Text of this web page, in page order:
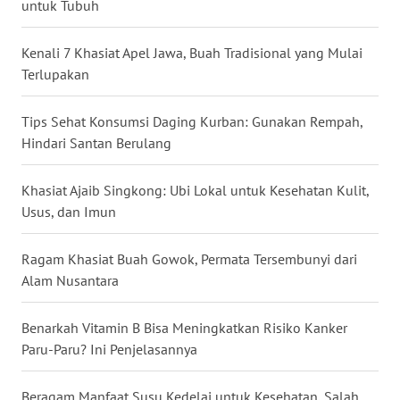
untuk Tubuh
Kenali 7 Khasiat Apel Jawa, Buah Tradisional yang Mulai
Terlupakan
Tips Sehat Konsumsi Daging Kurban: Gunakan Rempah,
Hindari Santan Berulang
Khasiat Ajaib Singkong: Ubi Lokal untuk Kesehatan Kulit,
Usus, dan Imun
Ragam Khasiat Buah Gowok, Permata Tersembunyi dari
Alam Nusantara
Benarkah Vitamin B Bisa Meningkatkan Risiko Kanker
Paru-Paru? Ini Penjelasannya
WN
BABEL
WN
WN
WN
JATENG